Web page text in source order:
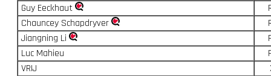
Guy Eeckhaut
Chauncey Schapdryver
Jiangning Li
Luc Mahieu
VRIJ